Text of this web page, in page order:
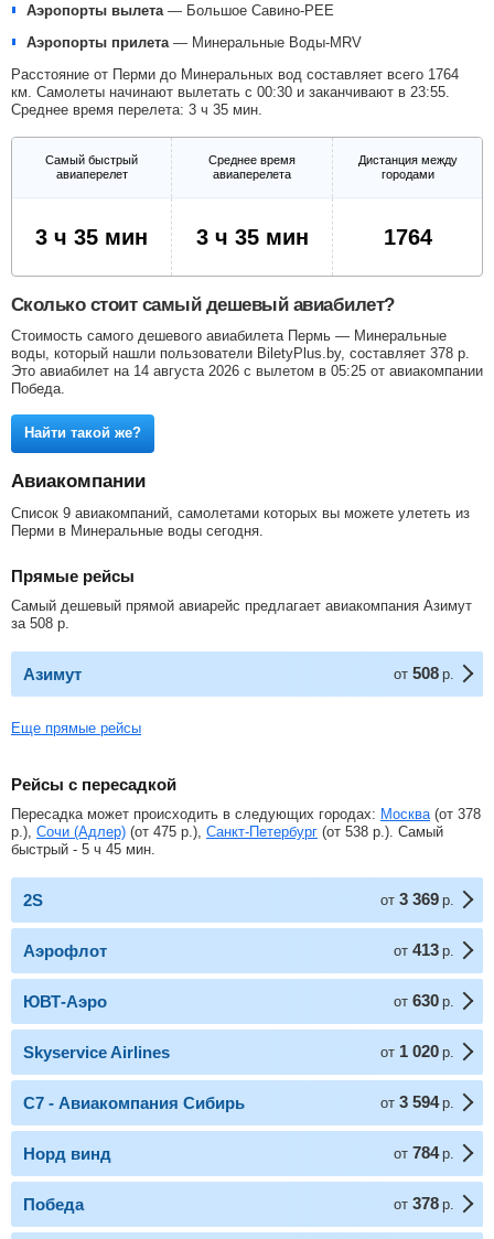
Аэропорты вылета — Большое Савино-PEE
Аэропорты прилета — Минеральные Воды-MRV
Расстояние от Перми до Минеральных вод составляет всего 1764
км. Самолеты начинают вылетать с 00:30 и заканчивают в 23:55.
Среднее время перелета: 3 ч 35 мин.
Самый быстрый
авиаперелет
Среднее время
авиаперелета
Дистанция между
городами
3 ч 35 мин 3 ч 35 мин 1764
Сколько стоит самый дешевый авиабилет?
Стоимость самого дешевого авиабилета Пермь — Минеральные
воды, который нашли пользователи BiletyPlus.by, составляет 378 р
Это авиабилет на 14 августа 2026 с вылетом в 05:25 от авиакомпании
Победа.
Найти такой же?
Авиакомпании
Список 9 авиакомпаний, самолетами которых вы можете улететь из
Перми в Минеральные воды сегодня.
Прямые рейсы
Самый дешевый прямой авиарейс предлагает авиакомпания Азимут
за 508 р
Азимут от 508 р.
Еще прямые рейсы
Рейсы с пересадкой
Пересадка может происходить в следующих городах: Москва (от 378
р. ), Сочи (Адлер) (от 475 р. ), Санкт-Петербург (от 538 р. ). Самый
быстрый - 5 ч 45 мин.
2S от 3 369 р.
Аэрофлот от 413 р.
ЮВТ-Аэро от 630 р.
Skyservice Airlines от 1 020 р.
С7 - Авиакомпания Сибирь от 3 594 р.
Норд винд от 784 р.
Победа от 378 р.